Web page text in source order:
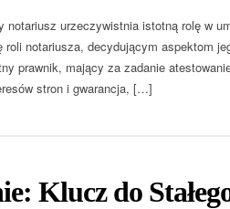
notariusz urzeczywistnia istotną rolę w
notariusza, decydującym aspektom
prawnik, mający za zadanie
stron i gwarancja, […]
Klucz do